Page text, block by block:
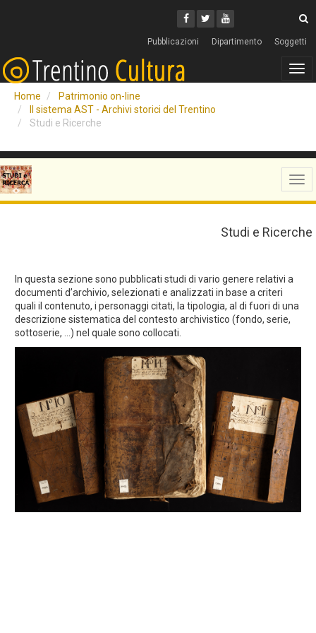
Facebook
Twitter
Youtube
Pubblicazioni Dipartimento Soggetti
Home
Patrimonio on-line
Il sistema AST - Archivi storici del Trentino
Studi e Ricerche
Studi e Ricerche
In questa sezione sono pubblicati studi di vario genere relativi a
documenti d’archivio, selezionati e analizzati in base a criteri
quali il contenuto, i personaggi citati, la tipologia, al di fuori di una
descrizione sistematica del contesto archivistico (fondo, serie,
sottoserie, ...) nel quale sono collocati.